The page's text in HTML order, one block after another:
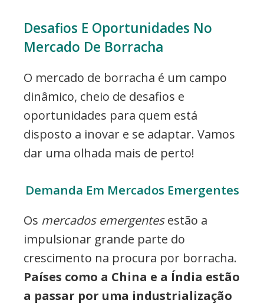
Desafios E Oportunidades No
Mercado De Borracha
O mercado de borracha é um campo
dinâmico, cheio de desafios e
oportunidades para quem está
disposto a inovar e se adaptar. Vamos
dar uma olhada mais de perto!
Demanda Em Mercados Emergentes
Os mercados emergentesestão a
impulsionar grande parte do
crescimento na procura por borracha.
Países como a China e a Índia estão
a passar por uma industrialização